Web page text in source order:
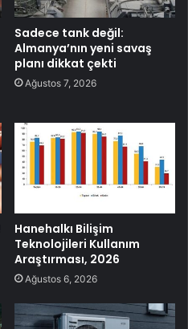
Sadece tank değil:
Almanya’nın yeni savaş
planı dikkat çekti
Ağustos 7, 2026
Hanehalkı Bilişim
Teknolojileri Kullanım
Araştırması, 2026
Ağustos 6, 2026